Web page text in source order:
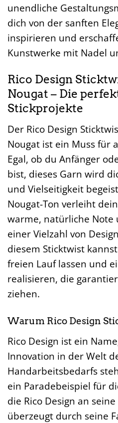
unendliche
dich von der sanften
inspirieren und
Kunstwerke mit Nadel
Rico Design
Nougat – Die
Stickprojekte
Der Rico Design
Nougat ist ein Muss für
Egal, ob du Anfänger
bist, dieses Garn wird
und Vielseitigkeit
Nougat-Ton verleiht
warme, natürliche Note
einer Vielzahl von
diesem Sticktwist
freien Lauf lassen und
realisieren, die
ziehen.
Warum Rico Design
Rico Design ist ein
Innovation in der Welt
Handarbeitsbedarfs
ein Paradebeispiel für
die Rico Design an
überzeugt durch seine